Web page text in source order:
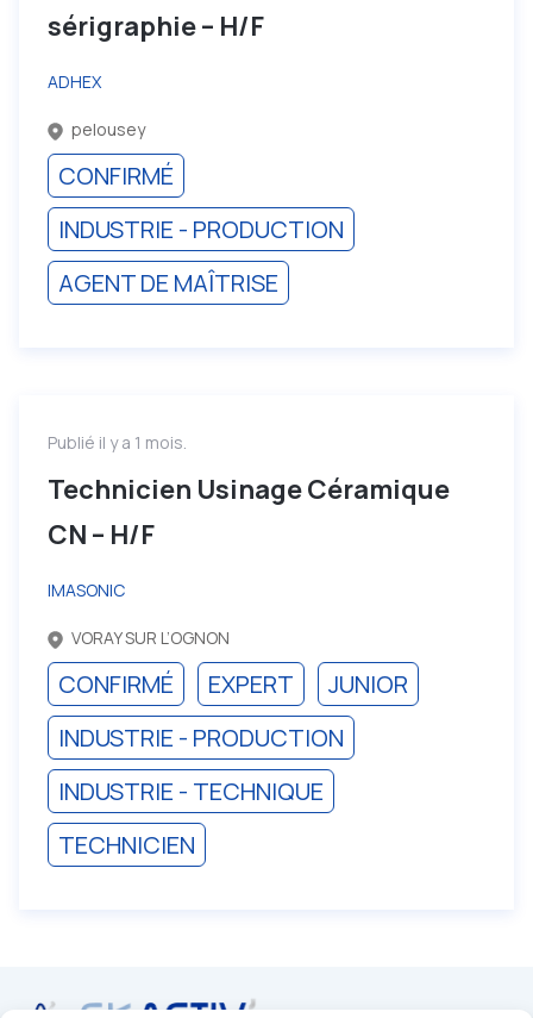
sérigraphie – H/F
ADHEX
pelousey
CONFIRMÉ
INDUSTRIE - PRODUCTION
AGENT DE MAÎTRISE
Publié il y a 1 mois.
Technicien Usinage Céramique
CN – H/F
IMASONIC
VORAY SUR L’OGNON
CONFIRMÉ EXPERT
JUNIOR
INDUSTRIE - PRODUCTION
INDUSTRIE - TECHNIQUE
TECHNICIEN